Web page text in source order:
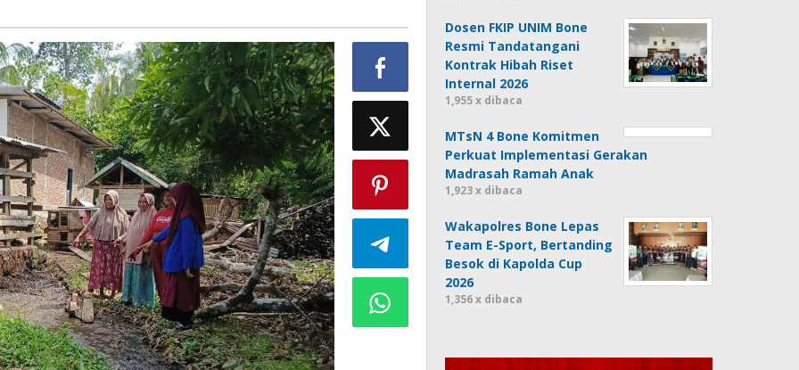
Dosen FKIP UNIM Bone
Resmi Tandatangani
Kontrak Hibah Riset
Internal 2026
1,955 x dibaca
MTsN 4 Bone Komitmen
Perkuat Implementasi Gerakan
Madrasah Ramah Anak
1,923 x dibaca
Wakapolres Bone Lepas
Team E-Sport, Bertanding
Besok di Kapolda Cup
2026
1,356 x dibaca